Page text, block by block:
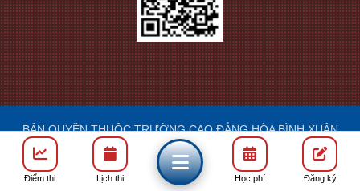
BẢN QUYỀN THUỘC TRƯỜNG CAO ĐẲNG HÒA BÌNH XUÂN
LỘC
DESIGN: FRANCIS
Điểm thi Lịch thi Học phí Đăng ký